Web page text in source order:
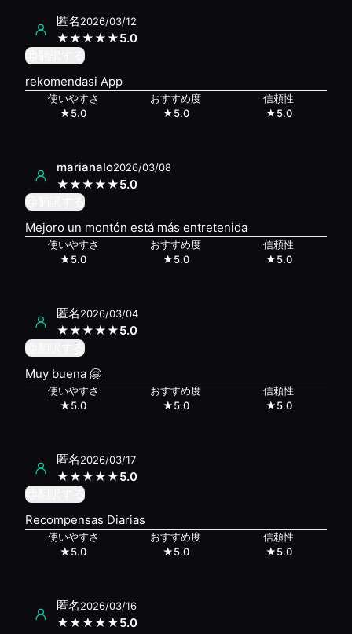
匿名2026/03/12
★★★★★5.0
翻訳する
rekomendasi App
使いやすさ
★5.0
おすすめ度
★5.0
信頼性
★5.0
marianalo2026/03/08
★★★★★5.0
翻訳する
Mejoro un montón está más entretenida
使いやすさ
★5.0
おすすめ度
★5.0
信頼性
★5.0
匿名2026/03/04
★★★★★5.0
翻訳する
Muy buena 🤗
使いやすさ
★5.0
おすすめ度
★5.0
信頼性
★5.0
匿名2026/03/17
★★★★★5.0
翻訳する
Recompensas Diarias
使いやすさ
★5.0
おすすめ度
★5.0
信頼性
★5.0
匿名2026/03/16
★★★★★5.0